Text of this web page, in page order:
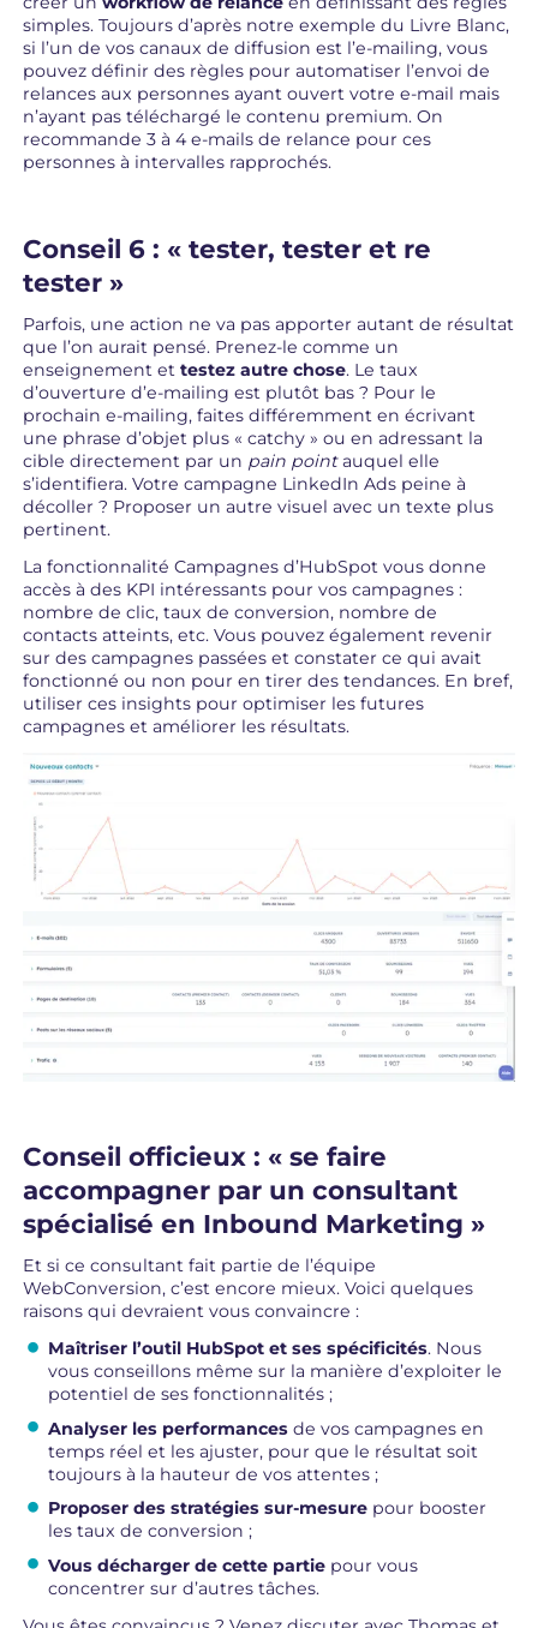
simples. Toujours d’après notre exemple du Livre Blanc,
si l’un de vos canaux de diffusion est l’e-mailing, vous
pouvez définir des règles pour automatiser l’envoi de
relances aux personnes ayant ouvert votre e-mail mais
n’ayant pas téléchargé le contenu premium. On
recommande 3 à 4 e-mails de relance pour ces
personnes à intervalles rapprochés.
Conseil 6 : « tester, tester et re
tester »
Parfois, une action ne va pas apporter autant de résultat
que l’on aurait pensé. Prenez-le comme un
enseignement ettestez autre chose. Le taux
d’ouverture d’e-mailing est plutôt bas ? Pour le
prochain e-mailing, faites différemment en écrivant
une phrase d’objet plus « catchy » ou en adressant la
cible directement par un pain pointauquel elle
s’identifiera. Votre campagne LinkedIn Ads peine à
décoller ? Proposer un autre visuel avec un texte plus
pertinent.
La fonctionnalité Campagnes d’HubSpot vous donne
accès à des KPI intéressants pour vos campagnes :
nombre de clic, taux de conversion, nombre de
contacts atteints, etc. Vous pouvez également revenir
sur des campagnes passées et constater ce qui avait
fonctionné ou non pour en tirer des tendances. En bref,
utiliser ces insights pour optimiser les futures
campagnes et améliorer les résultats.
Conseil officieux : « se faire
accompagner par un consultant
spécialisé en Inbound Marketing »
Et si ce consultant fait partie de l’équipe
WebConversion, c’est encore mieux. Voici quelques
raisons qui devraient vous convaincre :
Maîtriser l’outil HubSpot et ses spécificités. Nous
vous conseillons même sur la manière d’exploiter le
potentiel de ses fonctionnalités ;
Analyser les performancesde vos campagnes en
temps réel et les ajuster, pour que le résultat soit
toujours à la hauteur de vos attentes ;
Proposer des stratégies sur-mesurepour booster
les taux de conversion ;
Vous décharger de cette partiepour vous
concentrer sur d’autres tâches.